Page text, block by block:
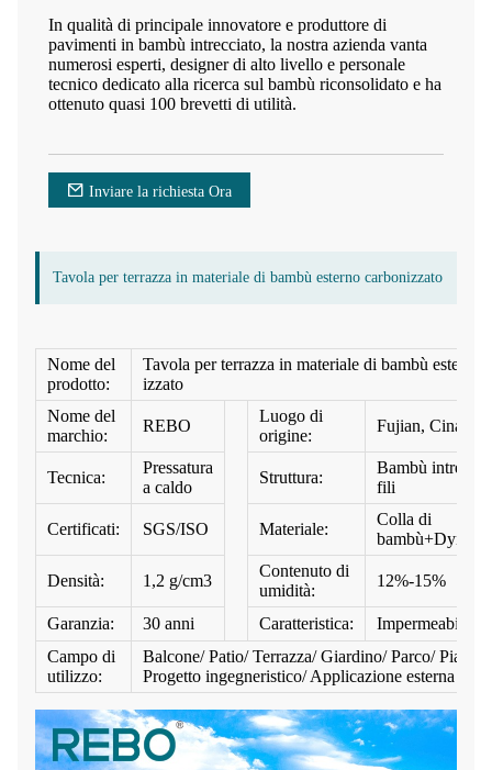
In qualità di principale innovatore e produttore di
pavimenti in bambù intrecciato, la nostra azienda vanta
numerosi esperti, designer di alto livello e personale
tecnico dedicato alla ricerca sul bambù riconsolidato e ha
ottenuto quasi 100 brevetti di utilità.
Inviare la richiesta Ora
Tavola per terrazza in materiale di bambù esterno carbonizzato
Nome del
prodotto:
Tavola per terrazza in materiale di bambù esterno
izzato
Nome del
marchio:
REBO
Luogo di
origine:
Fujian, Cina
Tecnica:
Pressatura
a caldo
Struttura:
Bambù
fili
Certificati: SGS/ISO Materiale:
Colla di
bambù+Dynea
Densità: 1,2 g/cm3
Contenuto di
umidità:
12%-15%
Garanzia: 30 anni Caratteristica:
Impermeabile/
Campo di
utilizzo:
Balcone/ Patio/ Terrazza/ Giardino/ Parco/ Piazza/
Progetto ingegneristico/ Applicazione esterna